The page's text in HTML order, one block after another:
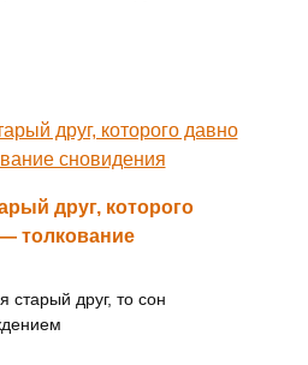
друг, которого
толкование
старый друг, то сон